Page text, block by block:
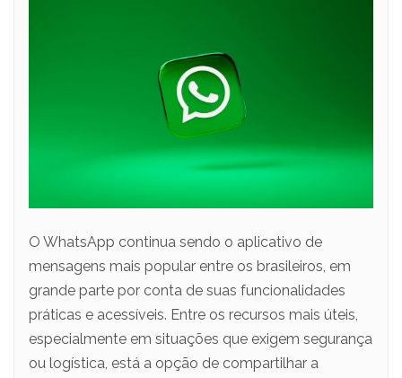
O WhatsApp continua sendo o aplicativo de
mensagens mais popular entre os brasileiros, em
grande parte por conta de suas funcionalidades
práticas e acessíveis. Entre os recursos mais úteis,
especialmente em situações que exigem segurança
ou logística, está a opção de compartilhar a